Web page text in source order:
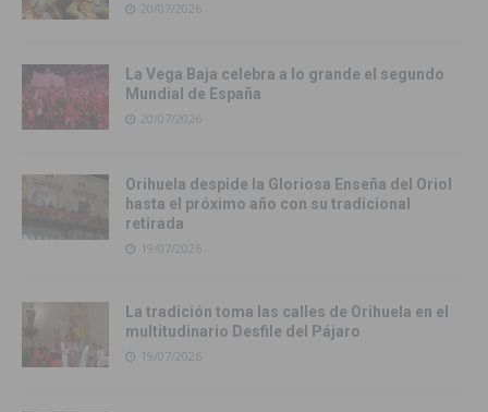
20/07/2026
La Vega Baja celebra a lo grande el segundo
Mundial de España
20/07/2026
Orihuela despide la Gloriosa Enseña del Oriol
hasta el próximo año con su tradicional
retirada
19/07/2026
La tradición toma las calles de Orihuela en el
multitudinario Desfile del Pájaro
19/07/2026